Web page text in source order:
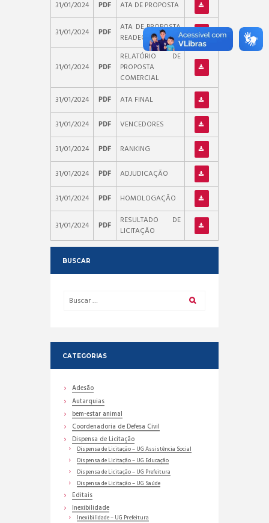
31/01/2024
PDF ATA DE PROPOSTA
31/01/2024 PDF
ATA DE PROPOSTA
READEQUADA
31/01/2024 PDF
RELATÓRIO DE
PROPOSTA
COMERCIAL
31/01/2024
PDF ATA FINAL
31/01/2024 PDF VENCEDORES
31/01/2024 PDF RANKING
31/01/2024 PDF ADJUDICAÇÃO
31/01/2024 PDF HOMOLOGAÇÃO
31/01/2024 PDF
RESULTADO DE
LICITAÇÃO
BUSCAR
CATEGORIAS
Adesão
Autarquias
bem-estar animal
Coordenadoria de Defesa Civil
Dispensa de Licitação
Dispensa de Licitação – UG Assistência Social
Dispensa de Licitação – UG Educação
Dispensa de Licitação – UG Prefeitura
Dispensa de Licitação – UG Saúde
Editais
Inexibilidade
Inexibilidade – UG Prefeitura